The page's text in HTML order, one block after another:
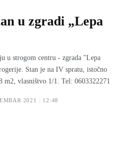
u zgradi „Lepa
u strogom centru - zgrada "Lepa
istočno
m2, vlasništvo 1/1. Tel: 0603322271
2021 : 12:48